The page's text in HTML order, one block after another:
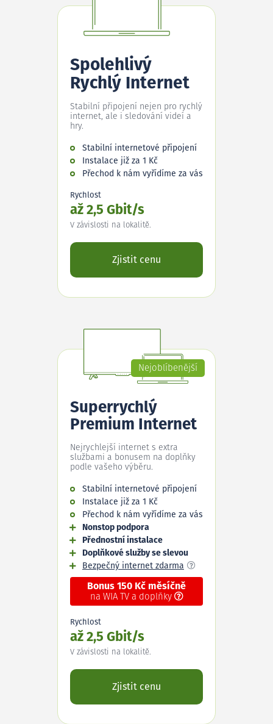
Spolehlivý
Rychlý Internet
Stabilní připojení nejen pro rychlý
internet, ale i sledování videí a
hry.
Stabilní internetové připojení
Instalace již za 1 Kč
Přechod k nám vyřídíme za vás
Rychlost
až 2,5 Gbit/s
V závislosti na lokalitě.
Zjistit cenu
Nejoblíbenější
Superrychlý
Premium Internet
Nejrychlejší internet s extra
službami a bonusem na doplňky
podle vašeho výběru.
Stabilní internetové připojení
Instalace již za 1 Kč
Přechod k nám vyřídíme za vás
Nonstop podpora
Přednostní instalace
Doplňkové služby se slevou
Bezpečný internet zdarma
Bonus 150 Kč měsíčně
na WIA TV a doplňky
Rychlost
až 2,5 Gbit/s
V závislosti na lokalitě.
Zjistit cenu